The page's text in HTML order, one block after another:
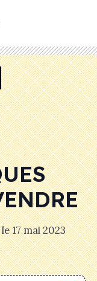
le17 mai 2023